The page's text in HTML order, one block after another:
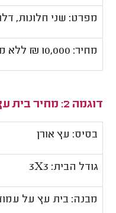
מפרט: שני חלונות,
מחיר: 10,000 ₪ ללא מע"מ
דוגמה 2: מחיר בית עץ לילדים
בסיס: עץ אורן
גודל הבית: 3 X
3
מבנה: בית עץ על